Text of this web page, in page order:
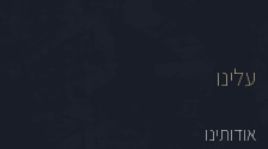
עלינו
אודותינו